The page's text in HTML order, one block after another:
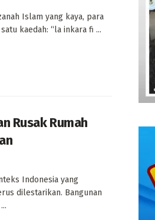
Islam yang kaya, para
kaedah: “la inkara fi ...
Rusak Rumah
Indonesia yang
dilestarikan. Bangunan